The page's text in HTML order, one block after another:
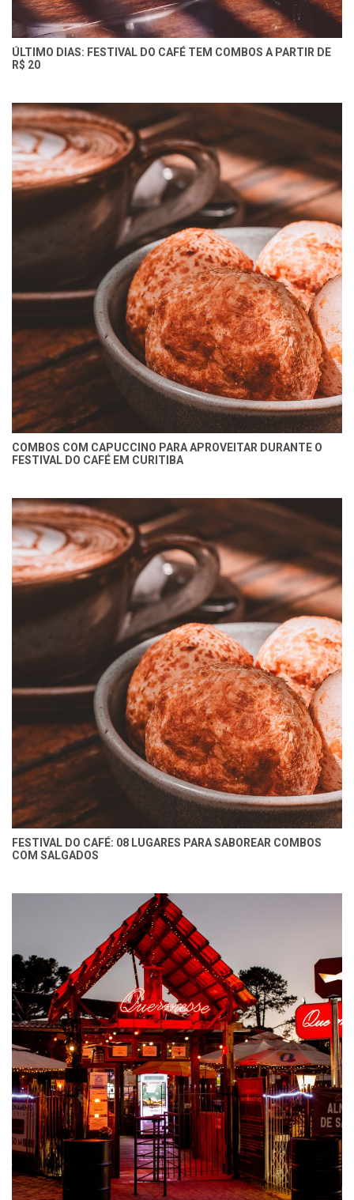
ÚLTIMO DIAS: FESTIVAL DO CAFÉ TEM COMBOS A PARTIR DE
R$ 20
COMBOS COM CAPUCCINO PARA APROVEITAR DURANTE O
FESTIVAL DO CAFÉ EM CURITIBA
FESTIVAL DO CAFÉ: 08 LUGARES PARA SABOREAR COMBOS
COM SALGADOS